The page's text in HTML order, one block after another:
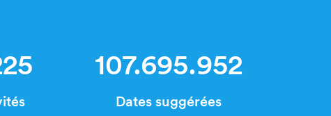
107.695.952
Dates suggérées